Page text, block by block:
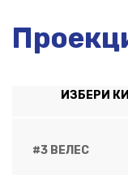
ИЗБЕРИ
#3 ВЕЛЕС